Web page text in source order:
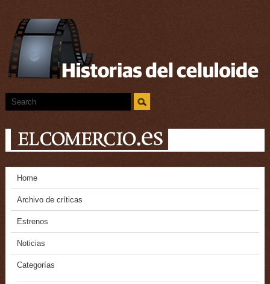
Home
Archivo de críticas
Estrenos
Noticias
Categorías